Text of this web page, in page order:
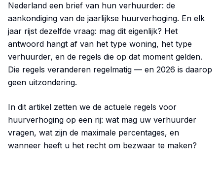
Nederland een brief van hun verhuurder: de
aankondiging van de jaarlijkse huurverhoging. En elk
jaar rijst dezelfde vraag: mag dit eigenlijk? Het
antwoord hangt af van het type woning, het type
verhuurder, en de regels die op dat moment gelden.
Die regels veranderen regelmatig — en 2026 is daarop
geen uitzondering.
In dit artikel zetten we de actuele regels voor
huurverhoging op een rij: wat mag uw verhuurder
vragen, wat zijn de maximale percentages, en
wanneer heeft u het recht om bezwaar te maken?